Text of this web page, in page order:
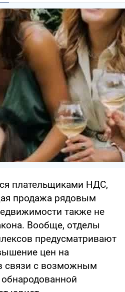
плательщиками НДС,
продажа рядовым
также не
Вообще, отделы
предусматривают
цен на
связи с возможным